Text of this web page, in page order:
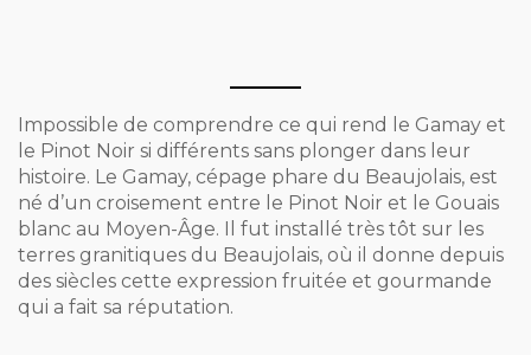
Impossible de comprendre ce qui rend le Gamay et
le Pinot Noir si différents sans plonger dans leur
histoire. Le Gamay, cépage phare du Beaujolais, est
né d’un croisement entre le Pinot Noir et le Gouais
blanc au Moyen-Âge. Il fut installé très tôt sur les
terres granitiques du Beaujolais, où il donne depuis
des siècles cette expression fruitée et gourmande
qui a fait sa réputation.